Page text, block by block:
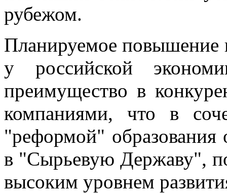
рубежом.
Планируемое повышение
у российской
преимущество в
компаниями, что в
"реформой" образования
в "Сырьевую Державу",
высоким уровнем